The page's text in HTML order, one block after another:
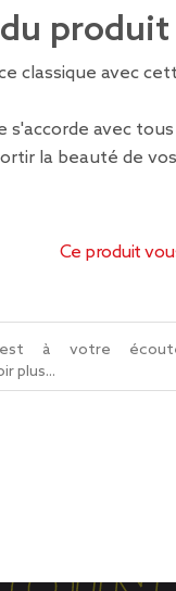
produit
classique avec
avec
la beauté de
Ce produit
à votre
plus...